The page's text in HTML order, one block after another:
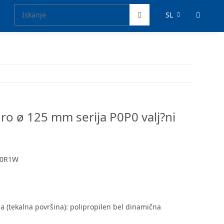
SL
ø 125 mm serija P0P0 valj?ni
(tekalna površina): polipropilen bel dinamična